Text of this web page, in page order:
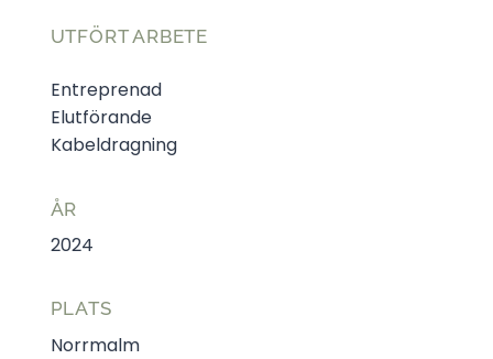
UTFÖRT ARBETE
Entreprenad
Elutförande
Kabeldragning
ÅR
2024
PLATS
Norrmalm